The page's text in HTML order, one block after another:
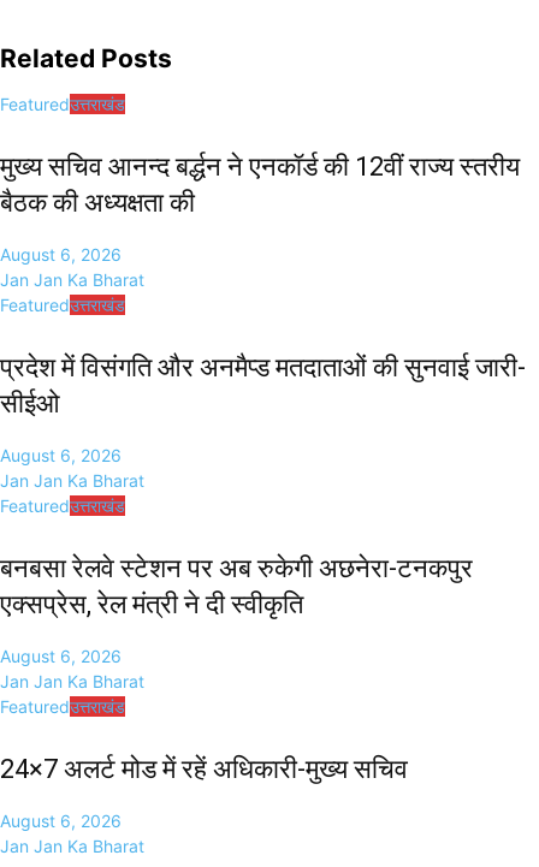
Related Posts
Featuredउत्तराखंड
मुख्य सचिव आनन्द बर्द्धन ने एनकॉर्ड की 12वीं राज्य स्तरीय
बैठक की अध्यक्षता की
August 6, 2026
Jan Jan Ka Bharat
Featuredउत्तराखंड
प्रदेश में विसंगति और अनमैप्ड मतदाताओं की सुनवाई जारी-
सीईओ
August 6, 2026
Jan Jan Ka Bharat
Featuredउत्तराखंड
बनबसा रेलवे स्टेशन पर अब रुकेगी अछनेरा-टनकपुर
एक्सप्रेस, रेल मंत्री ने दी स्वीकृति
August 6, 2026
Jan Jan Ka Bharat
Featuredउत्तराखंड
24×7 अलर्ट मोड में रहें अधिकारी-मुख्य सचिव
August 6, 2026
Jan Jan Ka Bharat